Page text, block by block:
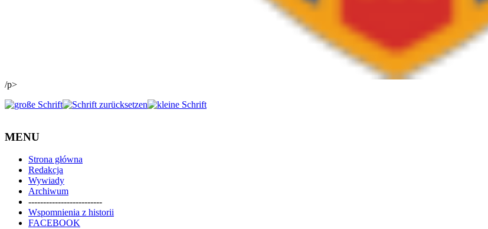
/p>
MENU
Strona główna
Redakcja
Wywiady
Archiwum
-------------------------
Wspomnienia z historii
FACEBOOK